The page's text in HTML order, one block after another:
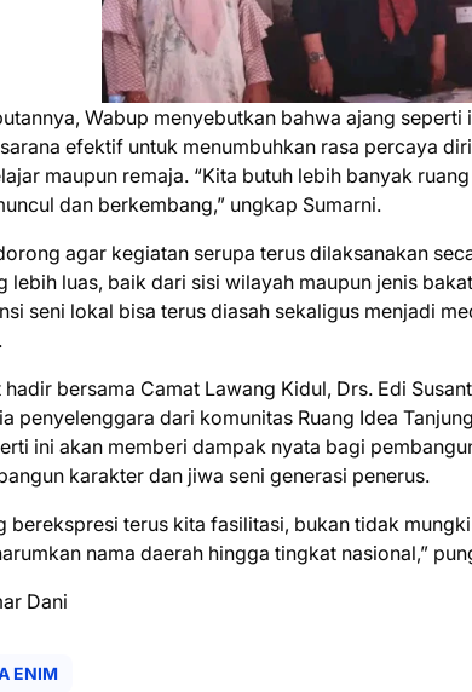
Wabup menyebutkan bahwa ajang
efektif untuk menumbuhkan rasa percaya
maupun remaja. “Kita butuh lebih banyak
dan berkembang,” ungkap Sumarni.
agar kegiatan serupa terus dilaksanakan
lebih luas, baik dari sisi wilayah maupun jenis
seni lokal bisa terus diasah sekaligus menjadi
bersama Camat Lawang Kidul, Drs. Edi
penyelenggara dari komunitas Ruang Idea
ini akan memberi dampak nyata bagi
karakter dan jiwa seni generasi penerus.
berekspresi terus kita fasilitasi, bukan tidak
nama daerah hingga tingkat nasional,”
Dani
ENIM